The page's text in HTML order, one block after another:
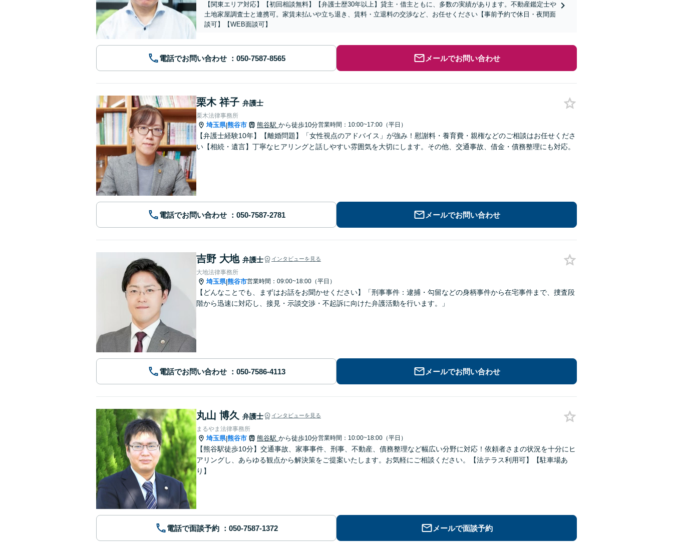
【関東エリア対応】【初回相談無料】【弁護士歴30年以上】貸主・借主ともに、多数の実績があります。不動産鑑定士や
土地家屋調査士と連携可。家賃未払いや立ち退き、賃料・立退料の交渉など、お任せください【事前予約で休日・夜間面
談可】【WEB面談可】
電話でお問い合わせ メールでお問い合わせ
栗木 祥子 弁護士
栗木法律事務所
埼玉県|熊谷市 熊谷駅 から徒歩10分営業時間：10:00~17:00（平日）
【弁護士経験10年】【離婚問題】「女性視点のアドバイス」が強み！慰謝料・養育費・親権などのご相談はお任せくださ
い【相続・遺言】丁寧なヒアリングと話しやすい雰囲気を大切にします。その他、交通事故、借金・債務整理にも対応。
電話でお問い合わせ メールでお問い合わせ
吉野 大地 弁護士 インタビューを見る
大地法律事務所
埼玉県|熊谷市営業時間：09:00~18:00（平日）
【どんなことでも、まずはお話をお聞かせください】「刑事事件：逮捕・勾留などの身柄事件から在宅事件まで、捜査段
階から迅速に対応し、接見・示談交渉・不起訴に向けた弁護活動を行います。」
電話でお問い合わせ メールでお問い合わせ
丸山 博久 弁護士 インタビューを見る
まるやま法律事務所
埼玉県|熊谷市 熊谷駅 から徒歩10分営業時間：10:00~18:00（平日）
【熊谷駅徒歩10分】交通事故、家事事件、刑事、不動産、債務整理など幅広い分野に対応！依頼者さまの状況を十分にヒ
アリングし、あらゆる観点から解決策をご提案いたします。お気軽にご相談ください。【法テラス利用可】【駐車場あ
り】
電話で面談予約 メールで面談予約